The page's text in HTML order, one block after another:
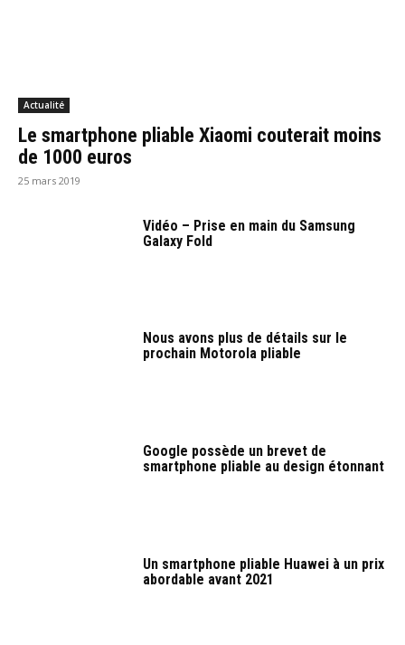
Actualité
Le smartphone pliable Xiaomi couterait moins
de 1000 euros
25 mars 2019
Vidéo – Prise en main du Samsung
Galaxy Fold
Nous avons plus de détails sur le
prochain Motorola pliable
Google possède un brevet de
smartphone pliable au design étonnant
Un smartphone pliable Huawei à un prix
abordable avant 2021